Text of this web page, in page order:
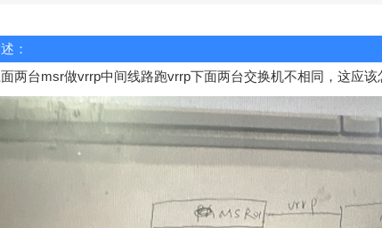
：
两台msr做vrrp中间线路跑vrrp下面两台交换机不相同，这应